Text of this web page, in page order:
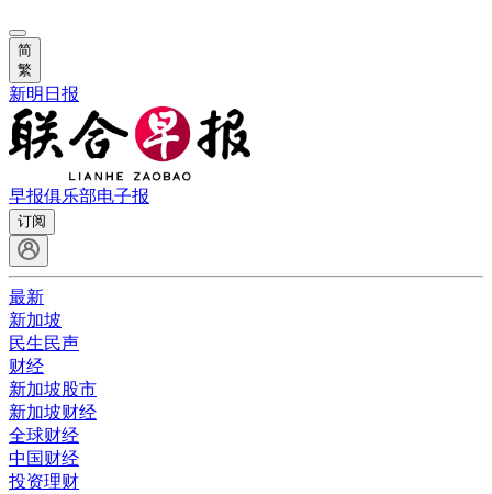
简
繁
新明日报
早报俱乐部电子报
订阅
最新
新加坡
民生民声
财经
新加坡股市
新加坡财经
全球财经
中国财经
投资理财